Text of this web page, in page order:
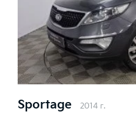
Sportage 2014 г.